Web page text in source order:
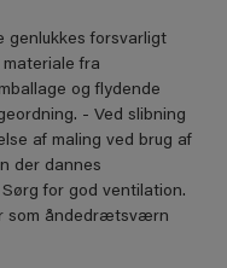
genlukkes forsvarligt
materiale fra
og flydende
- Ved slibning
af maling ved brug af
der dannes
for god ventilation.
som åndedrætsværn